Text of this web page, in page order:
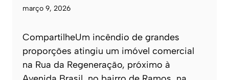
março 9, 2026
CompartilheUm incêndio de grandes
proporções atingiu um imóvel comercial
na Rua da Regeneração, próximo à